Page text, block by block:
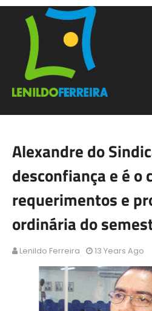
Alexandre do
desconfiança e é o
requerimentos e
ordinária do
Lenildo Ferreira 13 Years Ago